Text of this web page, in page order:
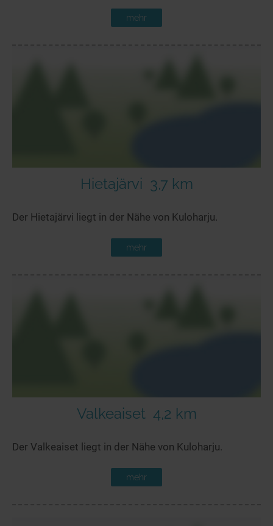
mehr
Hietajärvi 3,7 km
Der Hietajärvi liegt in der Nähe von Kuloharju.
mehr
Valkeaiset 4,2 km
Der Valkeaiset liegt in der Nähe von Kuloharju.
mehr